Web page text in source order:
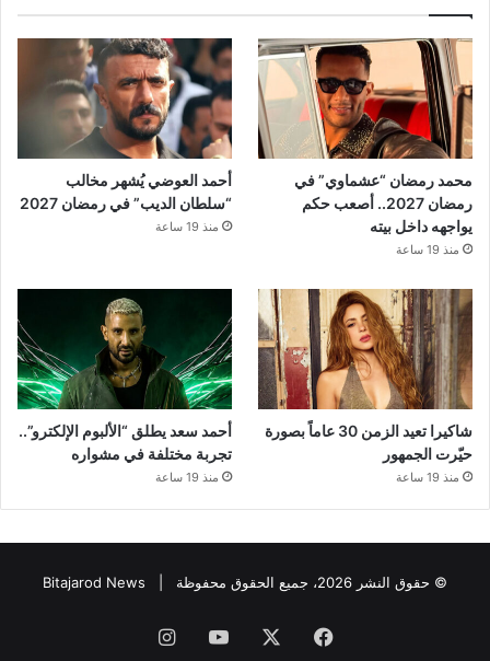
محمد رمضان “عشماوي” في
رمضان 2027.. أصعب حكم
يواجهه داخل بيته
منذ 19 ساعة
أحمد العوضي يُشهر مخالب
“سلطان الديب” في رمضان 2027
منذ 19 ساعة
شاكيرا تعيد الزمن 30 عاماً بصورة
حيّرت الجمهور
منذ 19 ساعة
أحمد سعد يطلق “الألبوم الإلكترو”..
تجربة مختلفة في مشواره
منذ 19 ساعة
© حقوق النشر 2026، جميع الحقوق محفوظة | Bitajarod News
فيسبوك ‫YouTubeانستقرام